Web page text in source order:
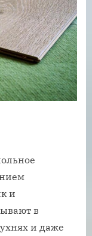
и
в
и даже